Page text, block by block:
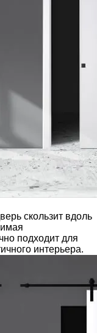
скользит вдоль
подходит для
интерьера.